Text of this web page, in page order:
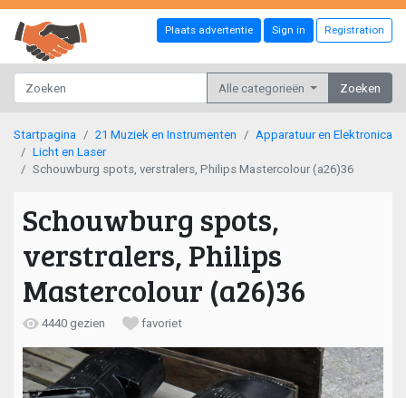
Plaats advertentie Sign in Registration
Alle categorieën Zoeken
Startpagina 21 Muziek en Instrumenten
Apparatuur en Elektronica
Licht en Laser
Schouwburg spots, verstralers, Philips Mastercolour (a26)36
Schouwburg spots,
verstralers, Philips
Mastercolour (a26)36
4440 gezien favoriet